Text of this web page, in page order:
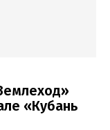
«Кубань